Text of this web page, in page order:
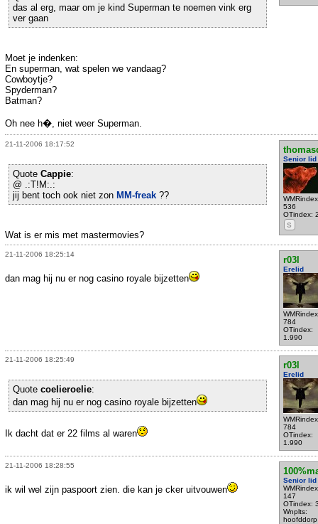
das al erg, maar om je kind Superman te noemen vink erg
ver gaan
Moet je indenken:
En superman, wat spelen we vandaag?
Cowboytje?
Spyderman?
Batman?
Oh nee h�, niet weer Superman.
21-11-2006 18:17:52
Senior lid
536
OTindex:
S
Quote Cappie:
@ .:T!M:.:
jij bent toch ook niet zon MM-freak ??
Wat is er mis met mastermovies?
21-11-2006 18:25:14
r03l
Erelid
784
OTindex:
1.990
dan mag hij nu er nog casino royale bijzetten
21-11-2006 18:25:49
r03l
Erelid
784
OTindex:
1.990
Quote coelieroelie:
dan mag hij nu er nog casino royale bijzetten
Ik dacht dat er 22 films al waren
21-11-2006 18:28:55
Senior lid
147
OTindex:
Wnplts:
hoofddorp
ik wil wel zijn paspoort zien. die kan je cker uitvouwen